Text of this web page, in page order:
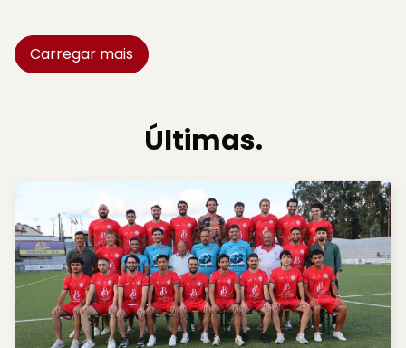
Carregar mais
Últimas.